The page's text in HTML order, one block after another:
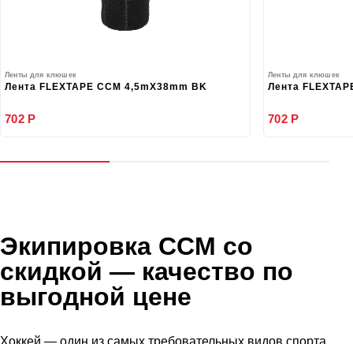
Ленты для клюшек
Лента FLEXTAPE CCM 4,5mX38mm BK
702 Р
Ленты для клюшек
Лента
702 Р
Экипировка CCM со
скидкой — качество по
выгодной цене
Хоккей — один из самых требовательных видов спорта